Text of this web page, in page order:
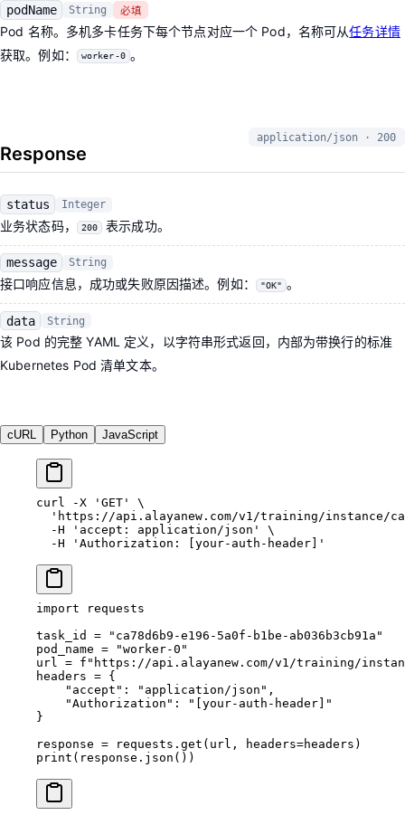
podName String 必填
Pod 名称。多机多卡任务下每个节点对应一个 Pod，名称可从任务详情
获取。例如：
worker-0 。
Response
application/json · 200
status Integer
业务状态码， 200 表示成功。
message String
接口响应信息，成功或失败原因描述。例如： "OK" 。
data String
该 Pod 的完整 YAML 定义，以字符串形式返回，内部为带换行的标准
Kubernetes Pod 清单文本。
cURL Python JavaScript
curl -X 'GET'
\
'https://api.alayanew.com/v1/training/instance/
  -H
'accept: application/json'
\
  -H
'Authorization: [your-auth-header]'
import requests
task_id = "ca78d6b9-e196-5a0f-b1be-ab036b3cb91a"
pod_name = "worker-0"
url = f "https://api.alayanew.com/v1/training/
headers = {
    "accept"
: "application/json" ,
    "Authorization"
:
"[your-auth-header]"
}
response = requests.get(url, headers=headers)
print (response.json())